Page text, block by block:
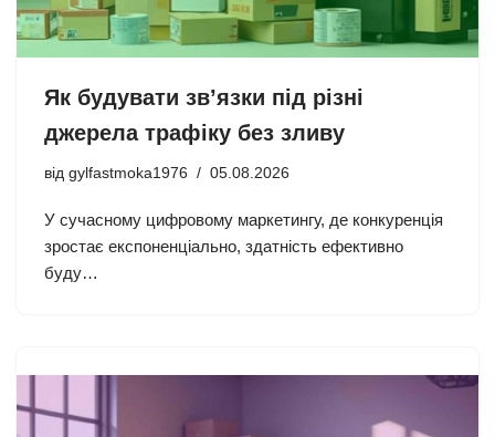
Як будувати зв’язки під різні
джерела трафіку без зливу
від gylfastmoka1976 05.08.2026
У сучасному цифровому маркетингу, де конкуренція
зростає експоненціально, здатність ефективно
буду…